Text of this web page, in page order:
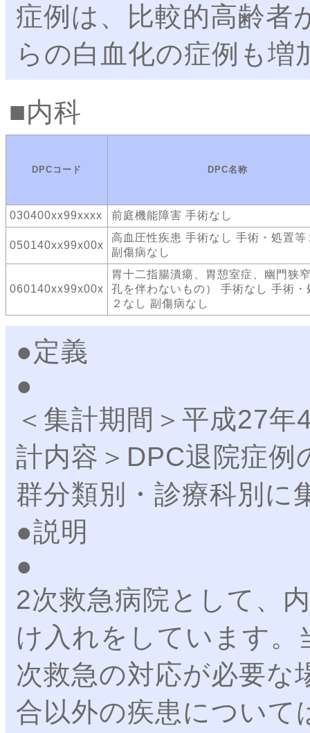
症例は、比較的高齢者
らの白血化の症例も
内科
DPCコード DPC名称
030400xx99xxxx 前庭機能障害 手術なし
050140xx99x00x
高血圧性疾患 手術なし 手術・処置等
副傷病なし
060140xx99x00x
胃十二指腸潰瘍、胃憩室症、幽門狭
孔を伴わないもの） 手術なし 手術・
２なし 副傷病なし
●定義
＜集計期間＞平成27
計内容＞DPC退院症
群分類別・診療科別に
●説明
2次救急病院として、
け入れをしています。
次救急の対応が必要な
合以外の疾患について